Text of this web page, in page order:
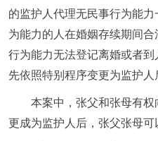
的监护人代理无民事行为能力
为能力的人在婚姻存续期间
行为能力无法登记离婚或者
先依照特别程序变更为监护
本案中，张父和张母有
更成为监护人后，张父张母可